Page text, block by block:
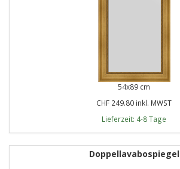
54x89 cm
CHF 249.80 inkl. MWST
Lieferzeit: 4-8 Tage
Doppellavabospiegel